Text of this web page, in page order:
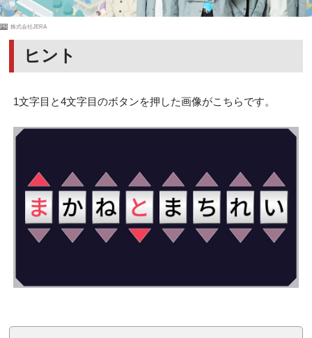
PR 株式会社JERA
ヒント
1文字目と4文字目のボタンを押した画像がこちらです。